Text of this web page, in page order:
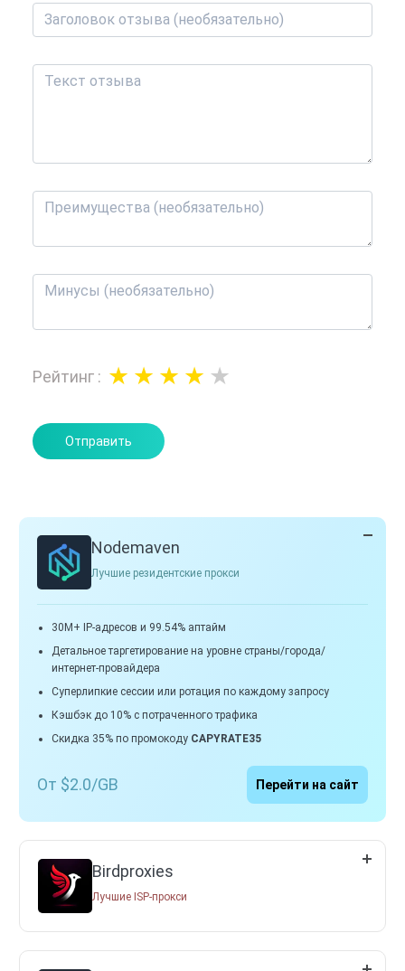
Рейтинг :
Отправить
Nodemaven
Лучшие резидентские прокси
30M+ IP-адресов и 99.54% аптайм
Детальное таргетирование на уровне страны/города/
интернет-провайдера
Суперлипкие сессии или ротация по каждому запросу
Кэшбэк до 10% с потраченного трафика
Скидка 35% по промокоду CAPYRATE35
От $2.0/GB Перейти на сайт
Birdproxies
Лучшие ISP-прокси